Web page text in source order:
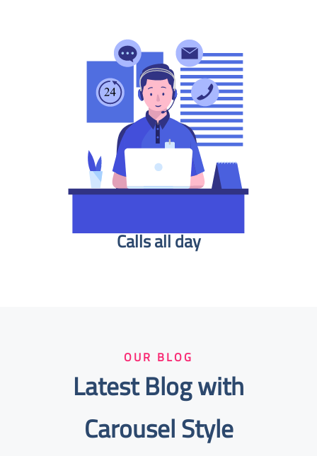
Calls all day
OUR BLOG
Latest Blog with
Carousel Style